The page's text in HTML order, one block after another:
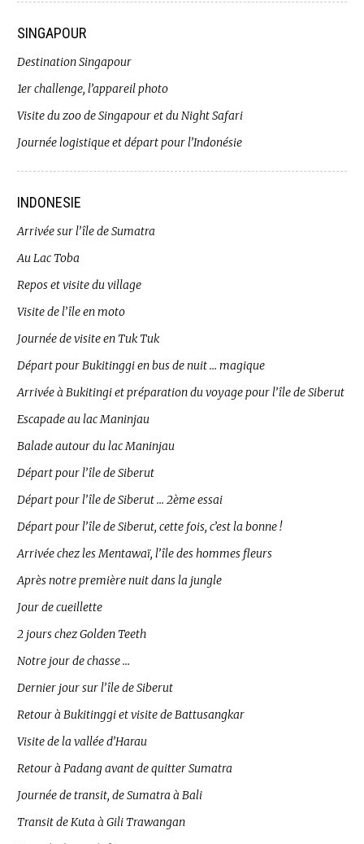
SINGAPOUR
Destination Singapour
1er challenge, l’appareil photo
Visite du zoo de Singapour et du Night Safari
Journée logistique et départ pour l’Indonésie
INDONESIE
Arrivée sur l’île de Sumatra
Au Lac Toba
Repos et visite du village
Visite de l’île en moto
Journée de visite en Tuk Tuk
Départ pour Bukitinggi en bus de nuit … magique
Arrivée à Bukitingi et préparation du voyage pour l’île de Siberut
Escapade au lac Maninjau
Balade autour du lac Maninjau
Départ pour l’île de Siberut
Départ pour l’île de Siberut … 2ème essai
Départ pour l’île de Siberut, cette fois, c’est la bonne !
Arrivée chez les Mentawaï, l’île des hommes fleurs
Après notre première nuit dans la jungle
Jour de cueillette
2 jours chez Golden Teeth
Notre jour de chasse …
Dernier jour sur l’île de Siberut
Retour à Bukitinggi et visite de Battusangkar
Visite de la vallée d’Harau
Retour à Padang avant de quitter Sumatra
Journée de transit, de Sumatra à Bali
Transit de Kuta à Gili Trawangan